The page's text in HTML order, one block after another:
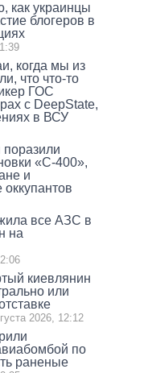
как украинцы
блогеров в
когда мы из
что что-то
ГОС
с DeepState,
в ВСУ
«С-400»,
и
все АЗС в
на
киевлянин
или
2026, 12:12
по
раненые